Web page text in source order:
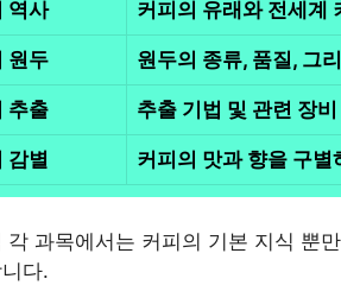
역사 커피의 유래와 전세계
원두 원두의 종류, 품질, 그
추출 추출 기법 및 관련 장
감별 커피의 맛과 향을 구별
각 과목에서는 커피의 기본 지식 뿐
다.